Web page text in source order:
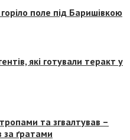
поле під Баришівкою
які готували теракт у
та згвалтував –
за ґратами